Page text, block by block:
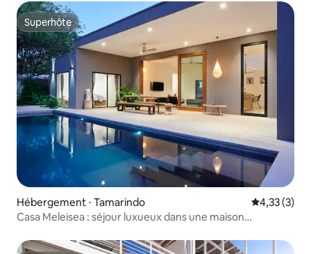
Superhôte
Superhôte
Hébergement ⋅ Tamarindo Évaluation
4,33 (3)
Casa Meleisea : séjour luxueux dans une maison